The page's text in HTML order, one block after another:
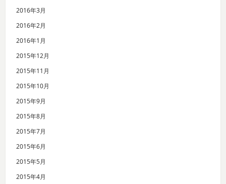
2016年3月
2016年2月
2016年1月
2015年12月
2015年11月
2015年10月
2015年9月
2015年8月
2015年7月
2015年6月
2015年5月
2015年4月